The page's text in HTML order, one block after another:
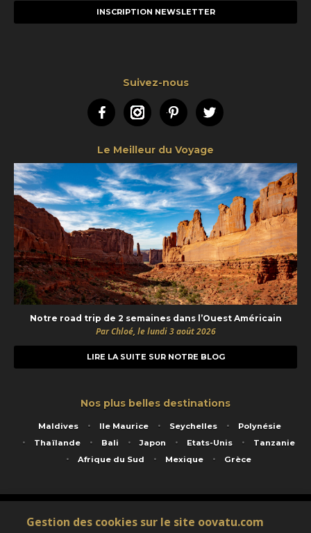
Suivez-nous
FacebookInstagramPinterestTwitter
Le Meilleur du Voyage
Notre road trip de 2 semaines dans l’Ouest Américain
Par Chloé, le lundi 3 août 2026
LIRE LA SUITE SUR NOTRE BLOG
Nos plus belles destinations
Maldives Ile Maurice Seychelles
Polynésie
Thaïlande
Bali Japon Etats-Unis
Tanzanie
Afrique du Sud
Mexique Grèce
Service animé par Nautil Voyages - 22 rue Georges Picquart 75017 Paris - S.A.S
au capital de 155 696 euros - RCS Paris B 423 671 973 - Code APE 7911Z
Gestion des cookies sur le site oovatu.com